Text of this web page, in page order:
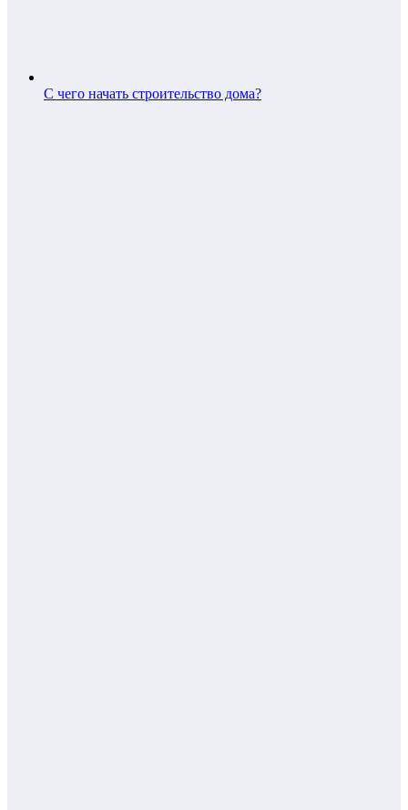
С чего начать строительство дома?